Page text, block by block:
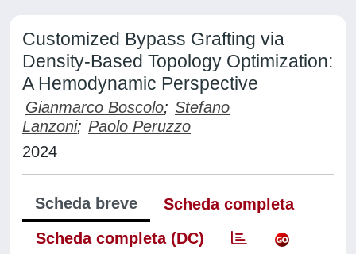
Customized Bypass Grafting via
Density-Based Topology Optimization:
A Hemodynamic Perspective
Gianmarco Boscolo; Stefano
Lanzoni; Paolo Peruzzo
2024
Scheda breve
Scheda completa
Scheda completa (DC)